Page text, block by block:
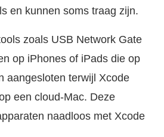
en kunnen soms traag zijn.
zoals USB Network Gate
op iPhones of iPads die op
aangesloten terwijl Xcode
een cloud-Mac. Deze
naadloos met Xcode